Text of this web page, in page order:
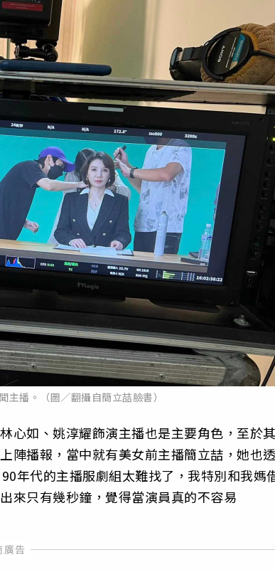
播。（圖／翻攝自簡立喆臉書）
心如、姚淳耀飾演主播也是主要角色，至於
陣播報，當中就有美女前主播簡立喆，她也
年代的主播服劇組太難找了，我特別和我媽
來只有幾秒鐘，覺得當演員真的不容易